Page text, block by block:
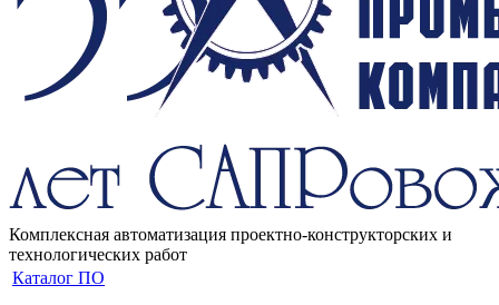
Комплексная автоматизация проектно-конструкторских и
технологических работ
Каталог ПО